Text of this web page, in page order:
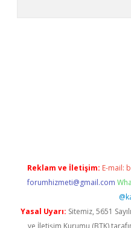
Reklam ve İletişim: E-mail:
forumhizmeti@gmail.com
Yasal Uyarı: Sitemiz, 5651
ve İletişim Kurumu (BTK)